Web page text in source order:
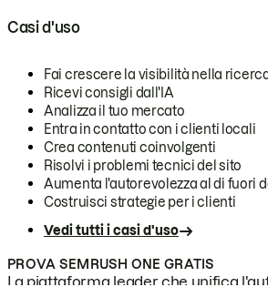
Casi d'uso
Fai crescere la visibilità nella
Ricevi consigli dall'IA
Analizza il tuo mercato
Entra in contatto con i clienti locali
Crea contenuti coinvolgenti
Risolvi i problemi tecnici del sito
Aumenta l'autorevolezza al di fuori
Costruisci strategie per i clienti
Vedi tutti i casi d'uso
PROVA SEMRUSH ONE GRATIS
La piattaforma leader che unifica